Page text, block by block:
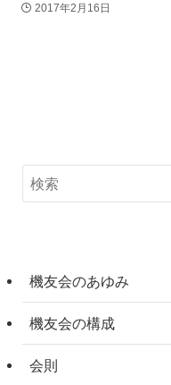
2017年2月16日
機友会のあゆみ
機友会の構成
会則